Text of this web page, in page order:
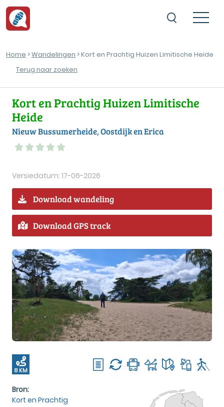
Home >Wandelingen > Kort en Prachtig Huizen Limitische Heide
Terug naar zoeken
Kort en Prachtig Huizen Limitische
Heide
Nieuw Bussumerheide, Oostdijk en Erica
Versiedatum: 17-06-2026
Download wandeling
Download GPS track
8 KM
Bron:
Kort en Prachtig